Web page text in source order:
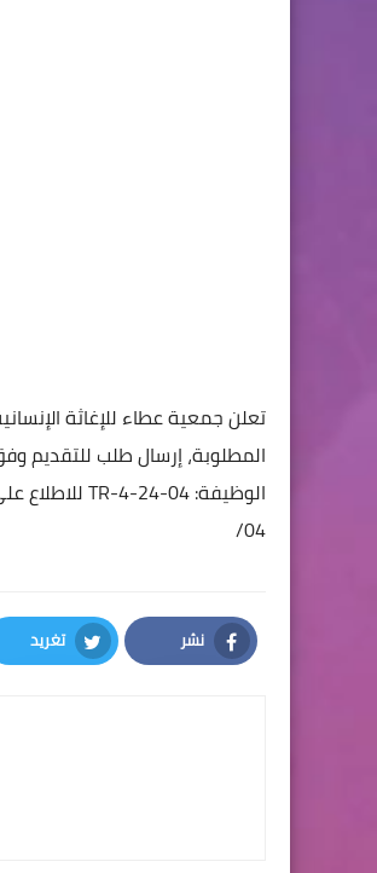
تعلن جمعية عطاء للإغاثة
الوظيفة: TR-4-24-04 للاطلاع على الوصف الوظيفي والتقدم للشاغر المطلوب، عبر الرابط :
04/
نشر
Facebook
تغريد
Twitter